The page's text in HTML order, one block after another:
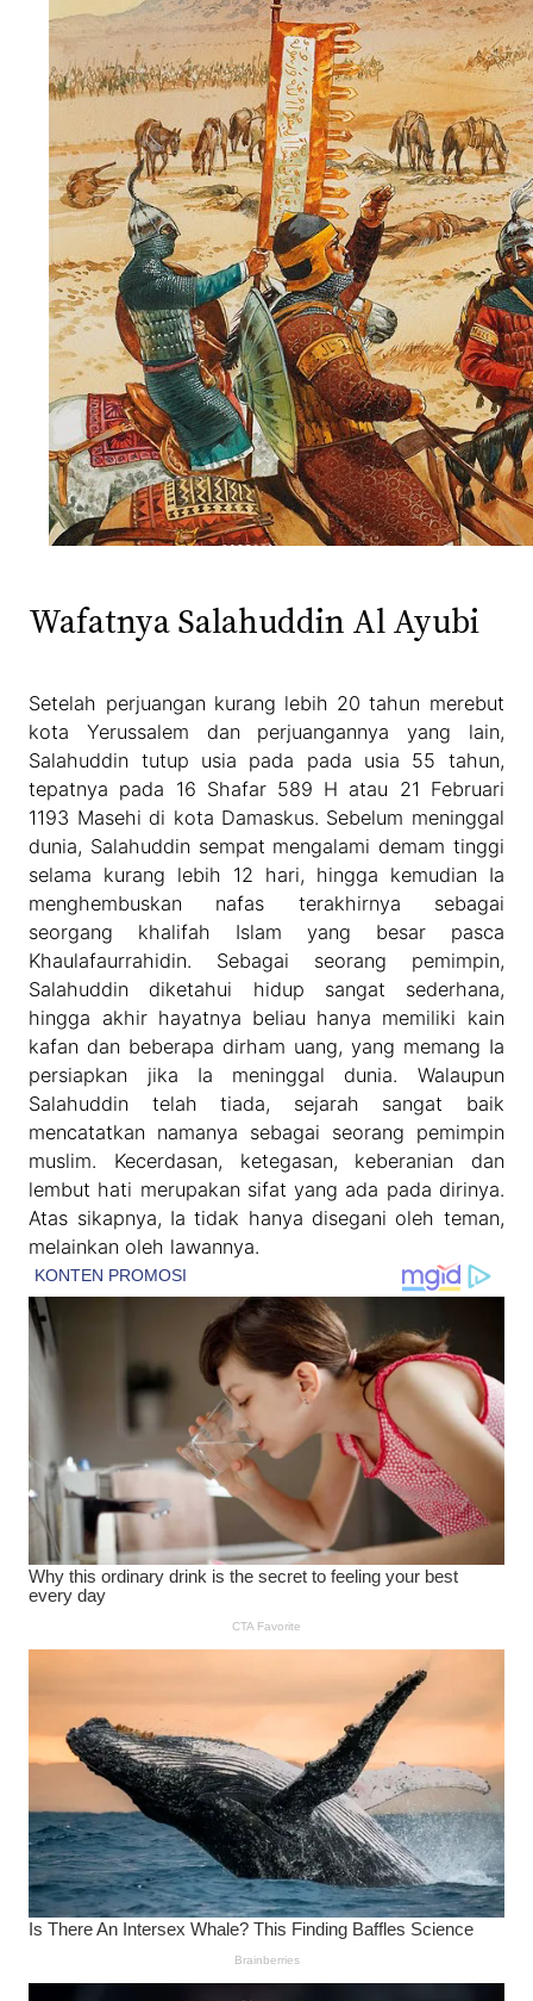
Wafatnya Salahuddin Al Ayubi
Setelah perjuangan kurang lebih 20 tahun merebut
kota Yerussalem dan perjuangannya yang lain,
Salahuddin tutup usia pada pada usia 55 tahun,
tepatnya pada 16 Shafar 589 H atau 21 Februari
1193 Masehi di kota Damaskus. Sebelum meninggal
dunia, Salahuddin sempat mengalami demam tinggi
selama kurang lebih 12 hari, hingga kemudian Ia
menghembuskan nafas terakhirnya sebagai
seorgang khalifah Islam yang besar pasca
Khaulafaurrahidin. Sebagai seorang pemimpin,
Salahuddin diketahui hidup sangat sederhana,
hingga akhir hayatnya beliau hanya memiliki kain
kafan dan beberapa dirham uang, yang memang Ia
persiapkan jika Ia meninggal dunia. Walaupun
Salahuddin telah tiada, sejarah sangat baik
mencatatkan namanya sebagai seorang pemimpin
muslim. Kecerdasan, ketegasan, keberanian dan
lembut hati merupakan sifat yang ada pada dirinya.
Atas sikapnya, Ia tidak hanya disegani oleh teman,
melainkan oleh lawannya.